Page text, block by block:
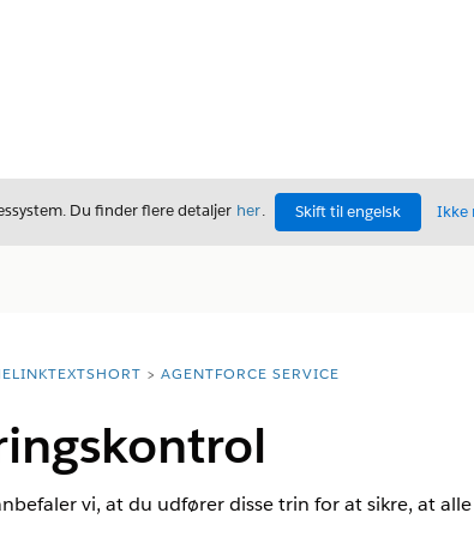
Du finder flere detaljer her. Skift til engelsk Ikke
AGENTFORCE SERVICE
vi, at du udfører disse trin for at sikre, at